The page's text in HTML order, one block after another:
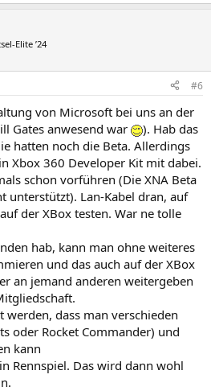
Elite ’24
#6
von Microsoft bei uns an der
Gates anwesend war
). Hab das
hatten noch die Beta. Allerdings
Xbox 360 Developer Kit mit dabei.
schon vorführen (Die XNA Beta
unterstützt). Lan-Kabel dran, auf
der XBox testen. War ne tolle
hab, kann man ohne weiteres
und das auch auf der XBox
an jemand anderen weitergeben
dass man verschieden
oder Rocket Commander) und
kann
Rennspiel. Das wird dann wohl